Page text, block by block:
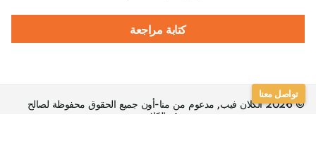
كتابة مراجعة
©
2026الكلان فيب, مدعوم من منا-أون جميع الحقوق محفوظة لصالح
موقع الكلان
تواصل معنا